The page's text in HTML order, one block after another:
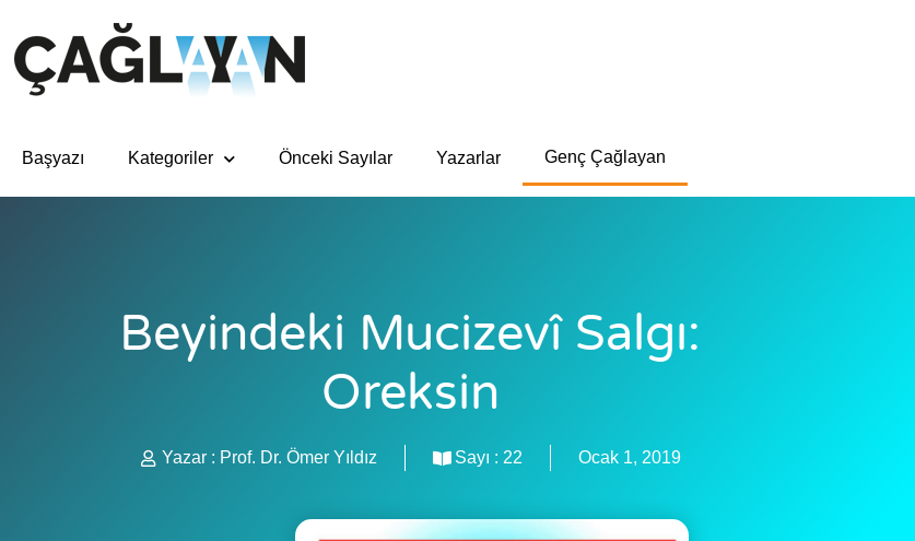
Başyazı Kategoriler Önceki Sayılar Yazarlar Genç Çağlayan
Beyindeki Mucizevî Salgı:
Oreksin
Yazar : Prof. Dr. Ömer Yıldız Sayı : 22 Ocak 1, 2019